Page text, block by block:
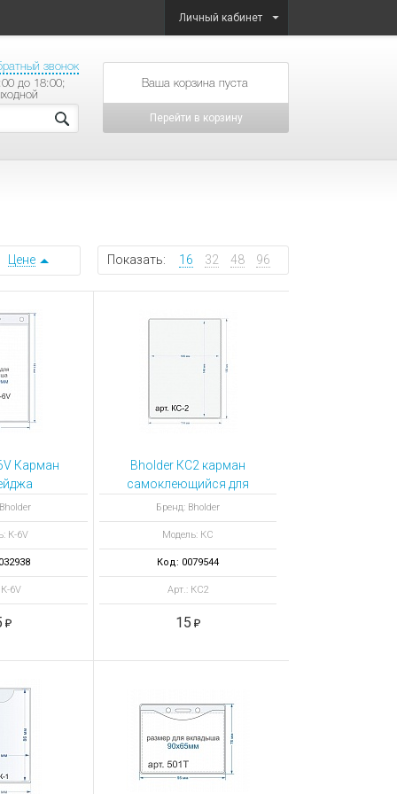
Личный кабинет
звонок
до 18:00;
товаров на сумму
Перейти в корзину
Показать: 16 32 48 96
Цене
Карман
К-6V
6V
Bholder КС2 карман
самоклеющийся для
формата а6, 105 х 148
мм
Бренд: Bholder
Модель: КС
Код: 0079544
Арт.: КС2
15